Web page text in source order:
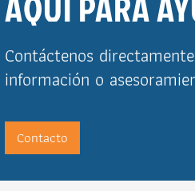
Contáctenos
información o
Contacto